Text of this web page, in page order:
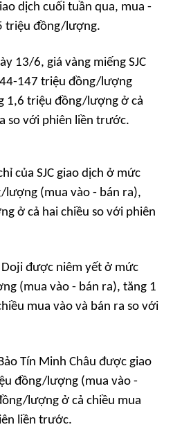
dịch cuối tuần qua, mua -
triệu đồng/lượng.
13/6, giá vàng miếng SJC
147 triệu đồng/lượng
1,6 triệu đồng/lượng ở cả
so với phiên liền trước.
của SJC giao dịch ở mức
(mua vào - bán ra),
ở cả hai chiều so với phiên
được niêm yết ở mức
(mua vào - bán ra), tăng 1
mua vào và bán ra so với
Tín Minh Châu được giao
đồng/lượng (mua vào -
lượng ở cả chiều mua
liền trước.